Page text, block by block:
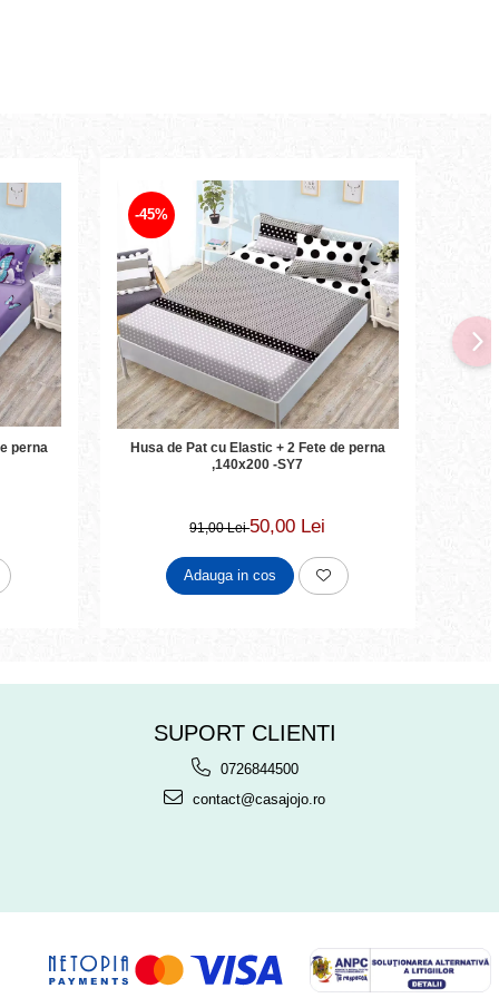
-45%
Husa de Pat cu Elastic + 2 Fete de perna
,140x200 -SY7
91,00 Lei50,00 Lei
Adauga in cos
-
SUPORT CLIENTI
0726844500
contact@casajojo.ro